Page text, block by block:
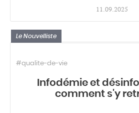
11.09.2025
Le Nouvelliste
#qualite-de-vie
Infodémie et
comment s'y